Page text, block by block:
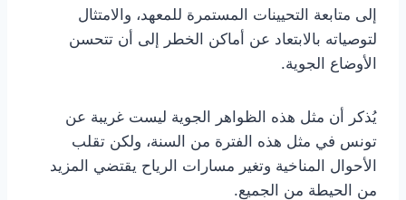
إلى متابعة التحيينات المستمرة للمعهد، والامتثال
لتوصياته بالابتعاد عن أماكن الخطر إلى أن تتحسن
الأوضاع الجوية.
يُذكر أن مثل هذه الظواهر الجوية ليست غريبة عن
تونس في مثل هذه الفترة من السنة، ولكن تقلب
الأحوال المناخية وتغير مسارات الرياح يقتضي المزيد
من الحيطة من الجميع.